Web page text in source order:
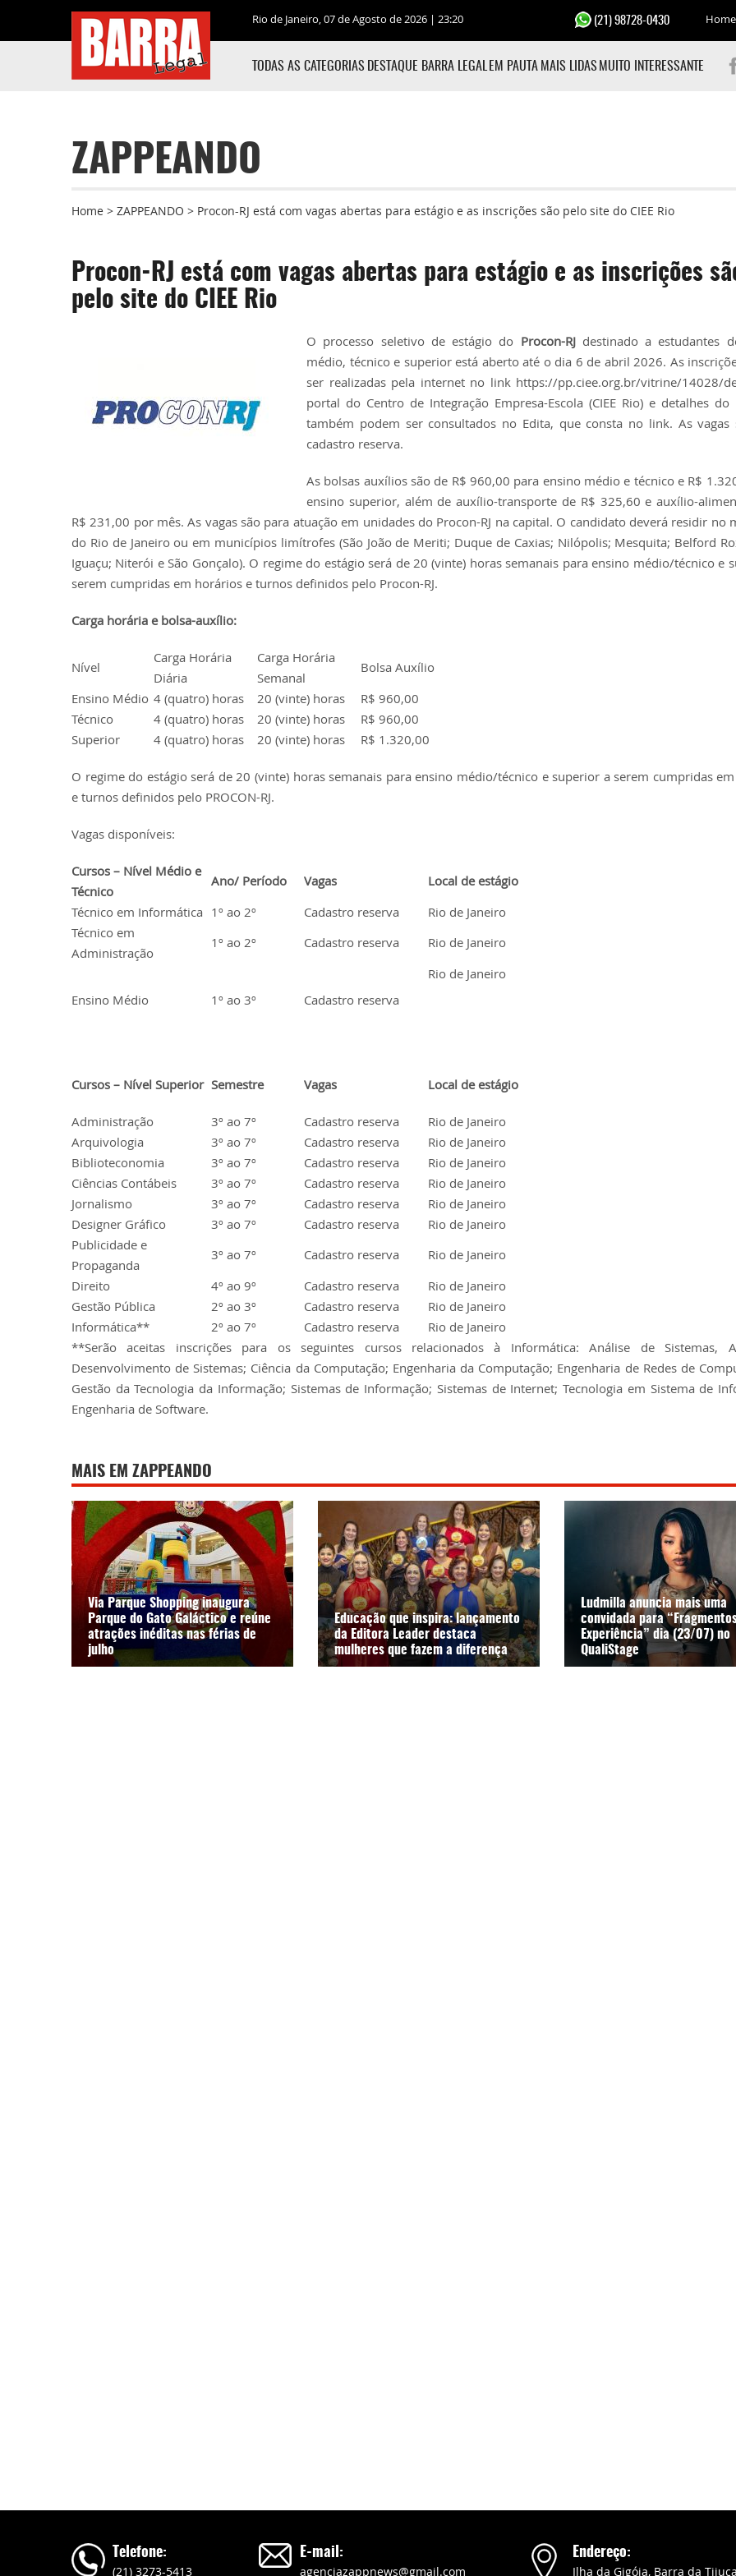
Rio de Janeiro, 07 de Agosto de 2026 | 23:20 (21) 98728-0430 Home
TODAS AS CATEGORIAS DESTAQUE BARRA LEGAL EM PAUTA MAIS LIDAS MUITO INTERESSANTE
ZAPPEANDO
Home > ZAPPEANDO > Procon-RJ está com vagas abertas para estágio e as inscrições são pelo site do CIEE Rio
Procon-RJ está com vagas abertas para estágio e as inscrições
pelo site do CIEE Rio
O processo seletivo de estágio do Procon-RJdestinado a estudantes
médio, técnico e superior está aberto até o dia 6 de abril 2026. As
ser realizadas pela internet no link https://pp.ciee.org.br/vitrine/14028/
portal do Centro de Integração Empresa-Escola (CIEE Rio) e detalhes do
também podem ser consultados no Edita, que consta no link. As vagas
cadastro reserva.
As bolsas auxílios são de R$ 960,00 para ensino médio e técnico e R$
ensino superior, além de auxílio-transporte de R$ 325,60 e auxílio-
R$ 231,00 por mês. As vagas são para atuação em unidades do Procon-RJ na capital. O candidato deverá residir no
do Rio de Janeiro ou em municípios limítrofes (São João de Meriti; Duque de Caxias; Nilópolis; Mesquita; Belford
Iguaçu; Niterói e São Gonçalo). O regime do estágio será de 20 (vinte) horas semanais para ensino médio/técnico e
serem cumpridas em horários e turnos definidos pelo Procon-RJ.
Carga horária e bolsa-auxílio:
Nível
Carga Horária
Diária
Carga Horária
Semanal
Bolsa Auxílio
Ensino Médio 4 (quatro) horas 20 (vinte) horas
R$ 960,00
Técnico
4 (quatro) horas 20 (vinte) horas
R$ 960,00
Superior
4 (quatro) horas 20 (vinte) horas R$ 1.320,00
O regime do estágio será de 20 (vinte) horas semanais para ensino médio/técnico e superior a serem cumpridas
e turnos definidos pelo PROCON-RJ.
Vagas disponíveis:
Cursos – Nível Médio e
Técnico
Ano/ Período Vagas
Local de estágio
Técnico em Informática 1º ao 2º Cadastro reserva
Rio de Janeiro
Técnico em
Administração
1º ao 2º Cadastro reserva Rio de Janeiro
Ensino Médio 1º ao 3º Cadastro reserva
Rio de Janeiro
Cursos – Nível Superior Semestre Vagas Local de estágio
Administração 3º ao 7º Cadastro reserva
Rio de Janeiro
Arquivologia
3º ao 7º Cadastro reserva
Rio de Janeiro
Biblioteconomia
3º ao 7º Cadastro reserva
Rio de Janeiro
Ciências Contábeis
3º ao 7º Cadastro reserva
Rio de Janeiro
Jornalismo
3º ao 7º Cadastro reserva
Rio de Janeiro
Designer Gráfico
3º ao 7º Cadastro reserva
Rio de Janeiro
Publicidade e
Propaganda
3º ao 7º Cadastro reserva
Rio de Janeiro
Direito
4º ao 9º Cadastro reserva
Rio de Janeiro
Gestão Pública
2º ao 3º Cadastro reserva
Rio de Janeiro
Informática**
2º ao 7º Cadastro reserva
Rio de Janeiro
**Serão aceitas inscrições para os seguintes cursos relacionados à Informática: Análise de Sistemas,
Desenvolvimento de Sistemas; Ciência da Computação; Engenharia da Computação; Engenharia de Redes de
Gestão da Tecnologia da Informação; Sistemas de Informação; Sistemas de Internet; Tecnologia em Sistema de
Engenharia de Software.
MAIS EM ZAPPEANDO
Via Parque Shopping inaugura
Parque do Gato Galáctico e reúne
atrações inéditas nas férias de
julho
Educação que inspira: lançamento
da Editora Leader destaca
mulheres que fazem a diferença
Ludmilla anuncia mais uma
convidada para
Experiência” dia (23/07) no
QualiStage
Telefone:
(21) 3273-5413
E-mail:
agenciazappnews@gmail.com
Endereço:
Ilha da Gigóia, Barra da